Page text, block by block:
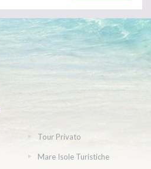
Tour Privato
Mare Isole Turistiche